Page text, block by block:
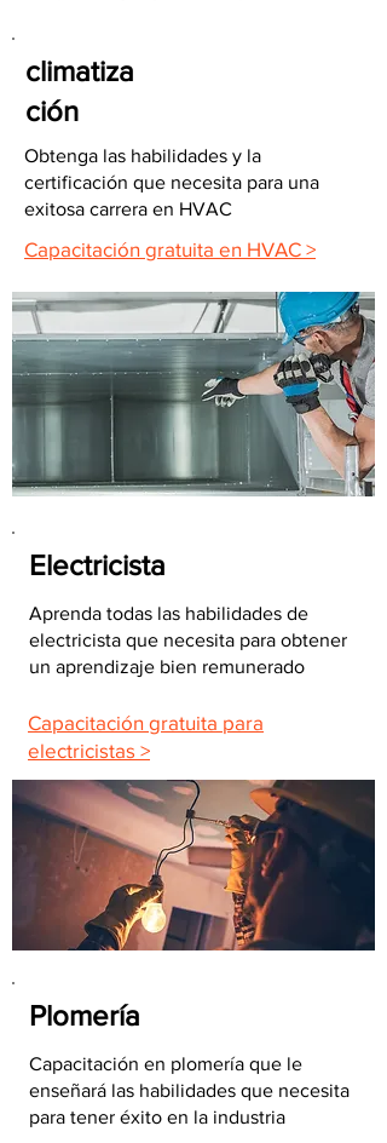
climatiza
ción
Obtenga las habilidades y la
certificación que necesita para una
exitosa carrera en HVAC
Capacitación gratuita en HVAC >
Electricista
Aprenda todas las habilidades de
electricista que necesita para obtener
un aprendizaje bien remunerado
Capacitación gratuita para
electricistas >
Plomería
Capacitación en plomería que le
enseñará las habilidades que necesita
para tener éxito en la industria